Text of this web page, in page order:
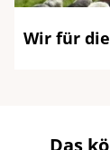
Wir für
Das